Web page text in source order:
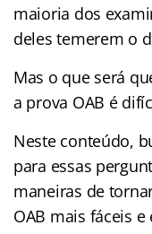
maioria dos
deles temerem o
Mas o que será
a prova OAB é
Neste conteúdo,
para essas
maneiras de
OAB mais fáceis